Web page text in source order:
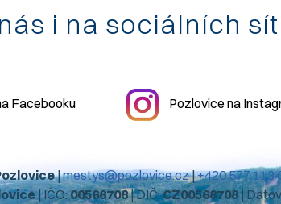
i na sociálních
Facebooku Pozlovice na
|mestys@pozlovice.cz|+420 577 113
| IČO:00568708| DIČ:CZ00568708|